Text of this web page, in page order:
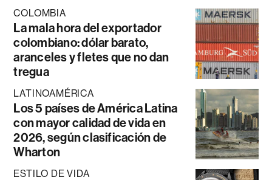
COLOMBIA
La mala hora del exportador
colombiano: dólar barato,
aranceles y fletes que no dan
tregua
LATINOAMÉRICA
Los 5 países de América Latina
con mayor calidad de vida en
2026, según clasificación de
Wharton
ESTILO DE VIDA